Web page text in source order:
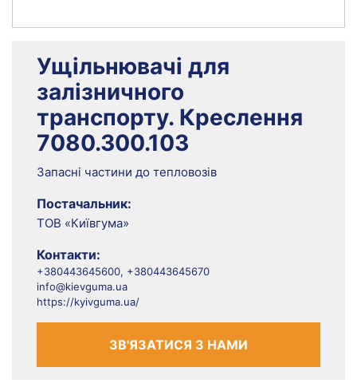
Ущільнювачі для
залізничного
транспорту. Креслення
7080.300.103
Запасні частини до тепловозів
Постачальник:
ТОВ «Київгума»
Контакти:
+380443645600, +380443645670
info@kievguma.ua
https://kyivguma.ua/
ЗВ'ЯЗАТИСЯ З НАМИ